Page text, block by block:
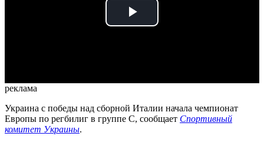
Play
реклама
Украина с победы над сборной Италии начала чемпионат
Европы по регбилиг в группе С, сообщает Спортивный
комитет Украины.